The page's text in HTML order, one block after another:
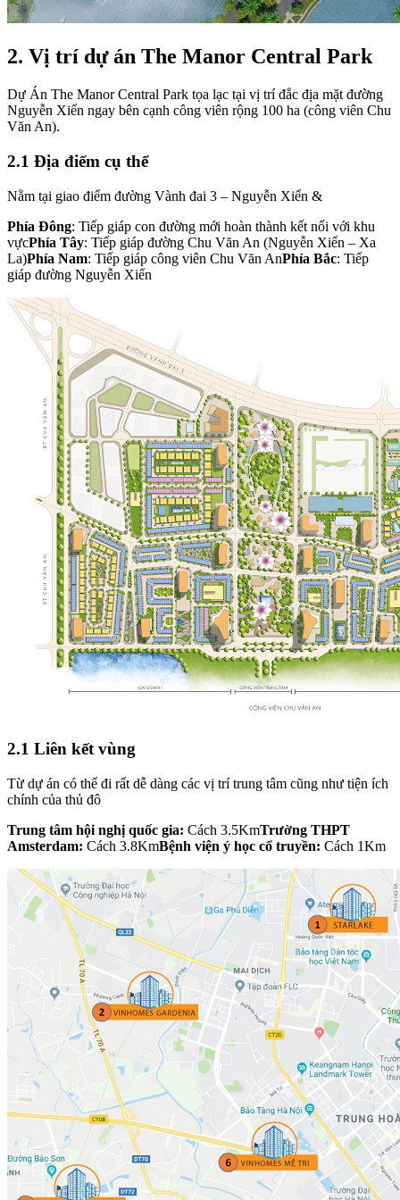
2. Vị trí dự án The Manor Central Park
Dự Án The Manor Central Park tọa lạc tại vị trí đắc địa mặt đường
Nguyễn Xiển ngay bên cạnh công viên rộng 100 ha (công viên Chu
Văn An).
2.1 Địa điểm cụ thể
Nằm tại giao điểm đường Vành đai 3 – Nguyễn Xiển &
Phía Đông: Tiếp giáp con đường mới hoàn thành kết nối với khu
vựcPhía Tây: Tiếp giáp đường Chu Văn An (Nguyễn Xiển – Xa
La)Phía Nam: Tiếp giáp công viên Chu Văn AnPhía Bắc: Tiếp
giáp đường Nguyễn Xiển
2.1 Liên kết vùng
Từ dự án có thể đi rất dễ dàng các vị trí trung tâm cũng như tiện ích
chính của thủ đô
Trung tâm hội nghị quốc gia: Cách 3.5KmTrường THPT
Amsterdam: Cách 3.8KmBệnh viện ý học cổ truyền: Cách 1Km